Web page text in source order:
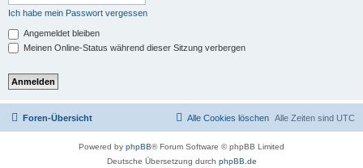
Ich habe mein Passwort vergessen
Angemeldet bleiben
Meinen Online-Status während dieser Sitzung verbergen
Foren-Übersicht Alle Zeiten sind UTC
Alle Cookies löschen
Powered by phpBB® Forum Software © phpBB Limited
Deutsche Übersetzung durch phpBB.de